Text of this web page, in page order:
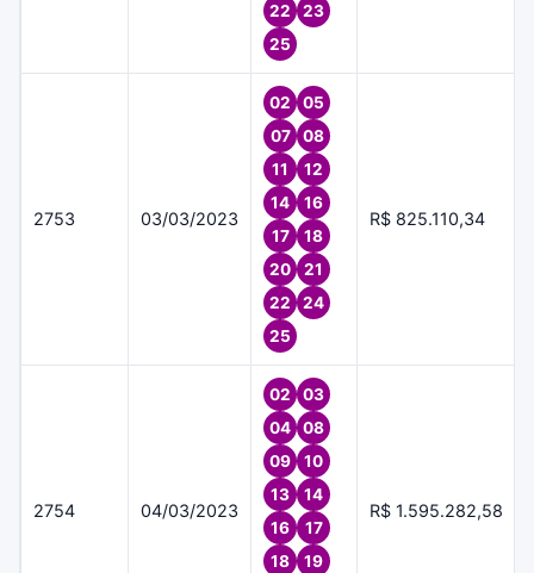
22
23
25
2753 03/03/2023
02
05
07
08
11
12
14
16
17
18
20
21
22
24
25
R$ 825.110,34
2754 04/03/2023
02
03
04
08
09
10
13
14
16
17
18
19
R$ 1.595.282,58